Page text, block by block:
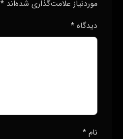
موردنیاز علامت‌گذاری شده‌اند*
دیدگاه*
نام*